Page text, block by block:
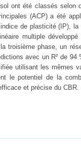
ont été classés selon
(ACP) a été
de plasticité (IP),
multiple
troisième phase, un
avec un R² de
utilisant les mêmes
le potentiel de la
et précise du CBR.